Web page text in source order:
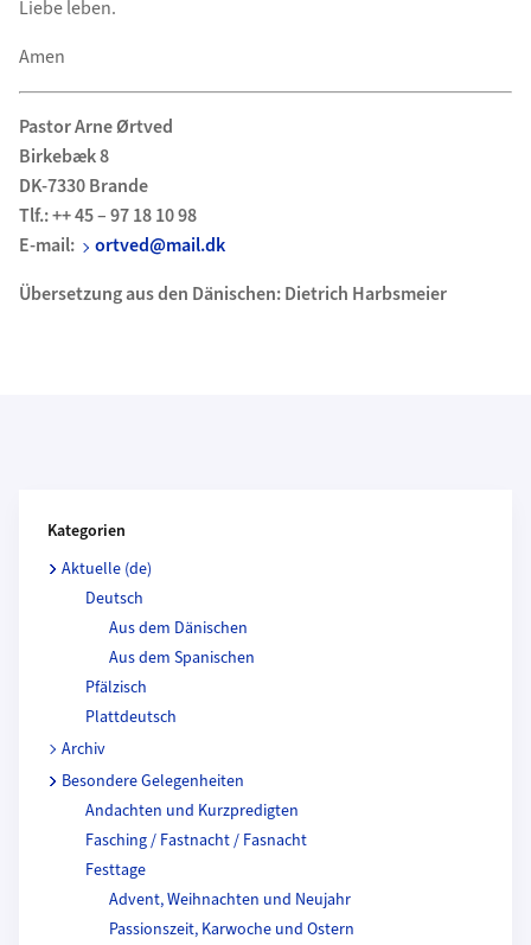
Liebe leben.
Amen
Pastor Arne Ørtved
Birkebæk 8
DK-7330 Brande
Tlf.: ++ 45 – 97 18 10 98
E-mail:
ortved@mail.dk
Übersetzung aus den Dänischen: Dietrich Harbsmeier
Kategorien
Aktuelle (de)
Deutsch
Aus dem Dänischen
Aus dem Spanischen
Pfälzisch
Plattdeutsch
Archiv
Besondere Gelegenheiten
Andachten und Kurzpredigten
Fasching / Fastnacht / Fasnacht
Festtage
Advent, Weihnachten und Neujahr
Passionszeit, Karwoche und Ostern